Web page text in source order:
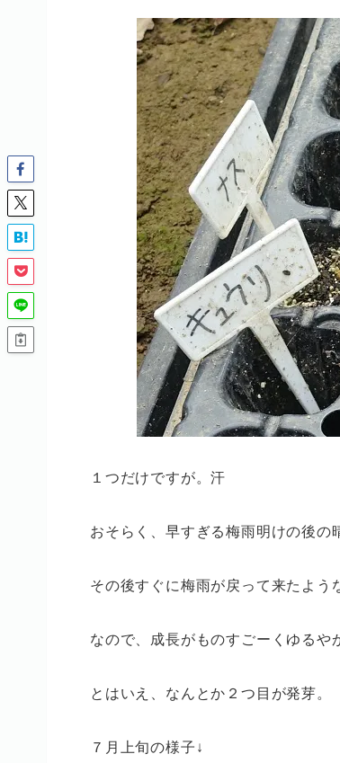
１つだけですが。汗
おそらく、早すぎる梅雨明けの後の
その後すぐに梅雨が戻って来たよう
なので、成長がものすごーくゆるや
とはいえ、なんとか２つ目が発芽。
７月上旬の様子↓